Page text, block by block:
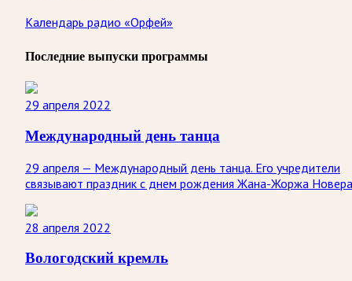
Календарь радио «Орфей»
Последние выпуски программы
29 апреля 2022
Международный день танца
29 апреля — Международный день танца. Его учредители
связывают праздник с днем рождения Жана-Жоржа
28 апреля 2022
Вологодский кремль